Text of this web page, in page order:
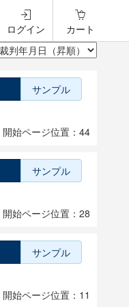
ログイン カート
サンプル
開始ページ位置：44
サンプル
開始ページ位置：28
サンプル
開始ページ位置：11